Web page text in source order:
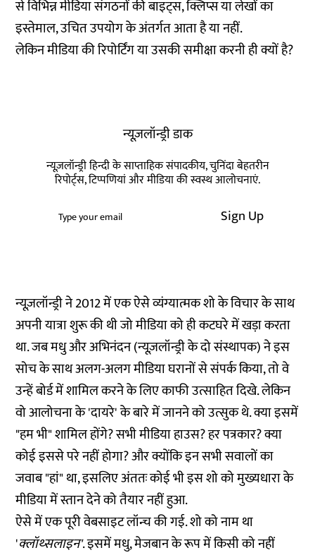
से विभिन्न मीडिया संगठनों की बाइट्स, क्लिप्स या लेखों का
इस्तेमाल, उचित उपयोग के अंतर्गत आता है या नहीं.
लेकिन मीडिया की रिपोर्टिंग या उसकी समीक्षा करनी ही क्यों है?
न्यूज़लॉन्ड्री डाक
न्यूज़लॉन्ड्री हिन्दी के साप्ताहिक संपादकीय, चुनिंदा बेहतरीन
रिपोर्ट्स, टिप्पणियां और मीडिया की स्वस्थ आलोचनाएं.
Sign Up
न्यूज़लॉन्ड्री ने 2012 में एक ऐसे व्यंग्यात्मक शो के विचार के साथ
अपनी यात्रा शुरू की थी जो मीडिया को ही कटघरे में खड़ा करता
था. जब मधु और अभिनंदन (न्यूज़लॉन्ड्री के दो संस्थापक) ने इस
सोच के साथ अलग-अलग मीडिया घरानों से संपर्क किया, तो वे
उन्हें बोर्ड में शामिल करने के लिए काफी उत्साहित दिखे. लेकिन
वो आलोचना के 'दायरे' के बारे में जानने को उत्सुक थे. क्या इसमें
"हम भी" शामिल होंगे? सभी मीडिया हाउस? हर पत्रकार? क्या
कोई इससे परे नहीं होगा? और क्योंकि इन सभी सवालों का
जवाब "हां" था, इसलिए अंततः कोई भी इस शो को मुख्यधारा के
मीडिया में स्तान देने को तैयार नहीं हुआ.
ऐसे में एक पूरी वेबसाइट लॉन्च की गई. शो को नाम था
'क्लॉथ्सलाइन'. इसमें मधु, मेजबान के रूप में किसी को नहीं